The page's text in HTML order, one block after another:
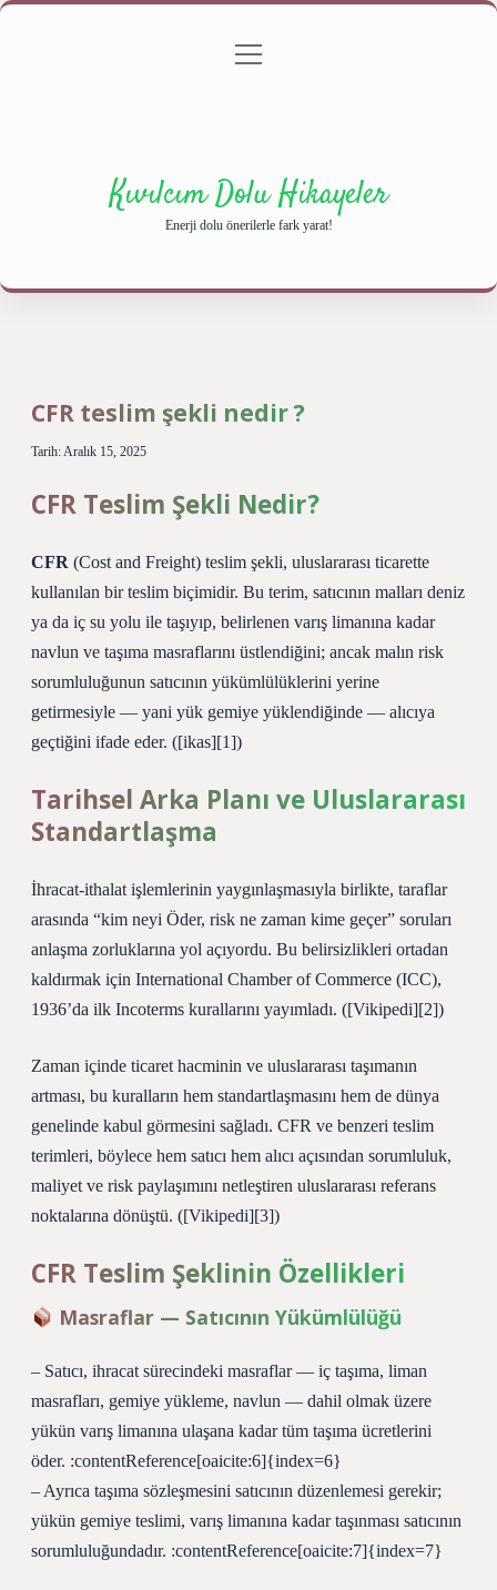
Gizlilik Politikası
menüyü
Kıvılcım Dolu Hikayeler
Enerji dolu önerilerle fark yarat!
CFR teslim şekli nedir ?
Tarih: Aralık 15, 2025
CFR Teslim Şekli Nedir?
CFR (Cost and Freight) teslim şekli, uluslararası ticarette
kullanılan bir teslim biçimidir. Bu terim, satıcının malları deniz
ya da iç su yolu ile taşıyıp, belirlenen varış limanına kadar
navlun ve taşıma masraflarını üstlendiğini; ancak malın risk
sorumluluğunun satıcının yükümlülüklerini yerine
getirmesiyle — yani yük gemiye yüklendiğinde — alıcıya
geçtiğini ifade eder. ([ikas][1])
Tarihsel Arka Planı ve Uluslararası
Standartlaşma
İhracat‑ithalat işlemlerinin yaygınlaşmasıyla birlikte, taraflar
arasında “kim neyi Öder, risk ne zaman kime geçer” soruları
anlaşma zorluklarına yol açıyordu. Bu belirsizlikleri ortadan
kaldırmak için International Chamber of Commerce (ICC),
1936’da ilk Incoterms kurallarını yayımladı. ([Vikipedi][2])
Zaman içinde ticaret hacminin ve uluslararası taşımanın
artması, bu kuralların hem standartlaşmasını hem de dünya
genelinde kabul görmesini sağladı. CFR ve benzeri teslim
terimleri, böylece hem satıcı hem alıcı açısından sorumluluk,
maliyet ve risk paylaşımını netleştiren uluslararası referans
noktalarına dönüştü. ([Vikipedi][3])
CFR Teslim Şeklinin Özellikleri
Masraflar — Satıcının Yükümlülüğü
– Satıcı, ihracat sürecindeki masraflar — iç taşıma, liman
masrafları, gemiye yükleme, navlun — dahil olmak üzere
yükün varış limanına ulaşana kadar tüm taşıma ücretlerini
öder. :contentReference[oaicite:6]{index=6}
– Ayrıca taşıma sözleşmesini satıcının düzenlemesi gerekir;
yükün gemiye teslimi, varış limanına kadar taşınması satıcının
sorumluluğundadır. :contentReference[oaicite:7]{index=7}